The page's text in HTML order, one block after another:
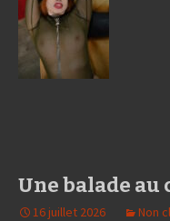
Une balade au
16 juillet 2026 Non